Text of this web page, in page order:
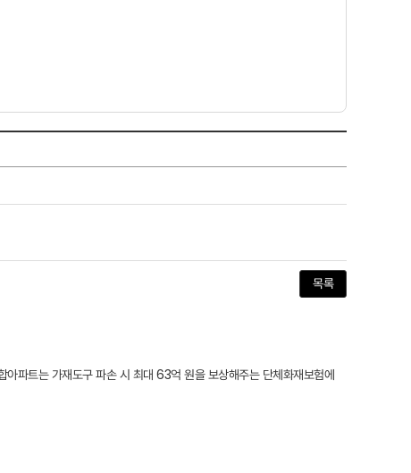
목록
파트는 가재도구 파손 시 최대 63억 원을 보상해주는 단체화재보험에